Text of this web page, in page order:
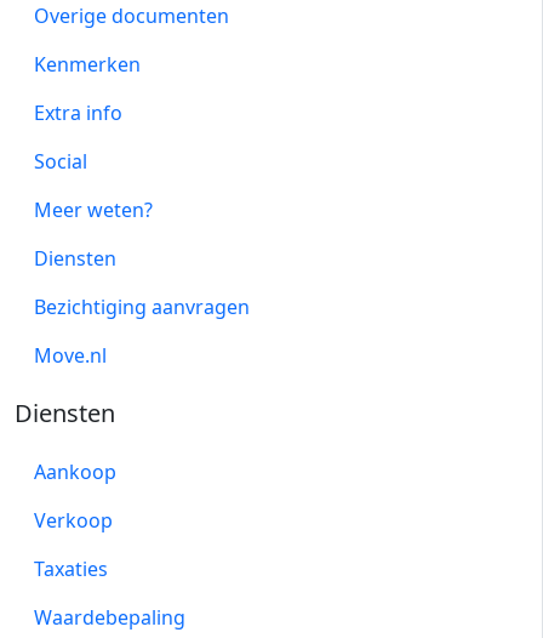
Overige documenten
Kenmerken
Extra info
Social
Meer weten?
Diensten
Bezichtiging aanvragen
Move.nl
Diensten
Aankoop
Verkoop
Taxaties
Waardebepaling